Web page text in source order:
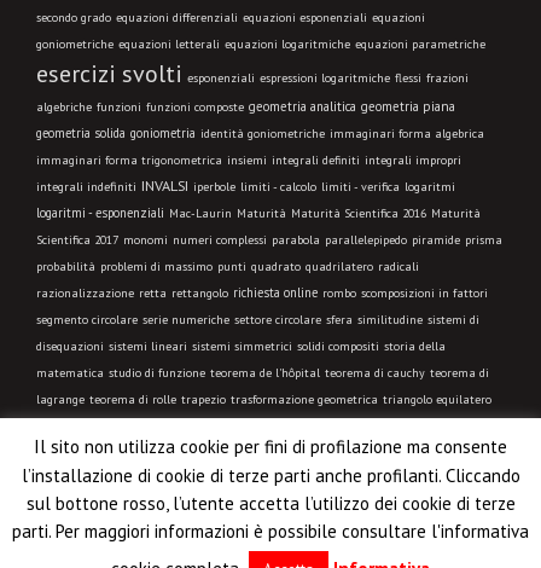
secondo grado equazioni differenziali equazioni esponenziali equazioni
goniometriche equazioni letterali equazioni logaritmiche equazioni parametriche
esercizi svolti esponenziali espressioni logaritmiche flessi frazioni
algebriche funzioni funzioni composte geometria analitica geometria piana
geometria solida goniometria identità goniometriche immaginari forma algebrica
immaginari forma trigonometrica insiemi integrali definiti integrali impropri
integrali indefiniti INVALSI iperbole limiti - calcolo limiti - verifica logaritmi
logaritmi - esponenziali Mac-Laurin Maturità Maturità Scientifica 2016 Maturità
Scientifica 2017 monomi numeri complessi parabola parallelepipedo piramide prisma
probabilità problemi di massimo punti quadrato quadrilatero radicali
razionalizzazione retta rettangolo richiesta online rombo scomposizioni in fattori
segmento circolare serie numeriche settore circolare sfera similitudine sistemi di
disequazioni sistemi lineari sistemi simmetrici solidi compositi storia della
matematica studio di funzione teorema de l'hôpital teorema di cauchy teorema di
lagrange teorema di rolle trapezio trasformazione geometrica triangolo equilatero
LEZIONE
Copyright μatematicaΘk. Le informazioni pubblicate possono essere
utilizzate liberamente al solo scopo didattico e non a fini commerciali.
Il sito non utilizza cookie per fini di profilazione ma consente
l’installazione di cookie di terze parti anche profilanti. Cliccando
sul bottone rosso, l’utente accetta l’utilizzo dei cookie di terze
parti. Per maggiori informazioni è possibile consultare l'informativa